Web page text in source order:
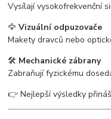
Vysílají vysokofrekvenční
🦅Vizuální odpuzovače
Makety dravců nebo
🛠 Mechanické zábrany
Zabraňují fyzickému
👉 Nejlepší výsledky